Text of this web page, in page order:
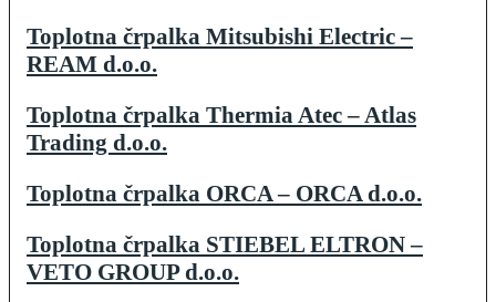
Toplotna črpalka Mitsubishi Electric –
REAM d.o.o.
Toplotna črpalka Thermia Atec – Atlas
Trading d.o.o.
Toplotna črpalka ORCA – ORCA d.o.o.
Toplotna črpalka STIEBEL ELTRON –
VETO GROUP d.o.o.